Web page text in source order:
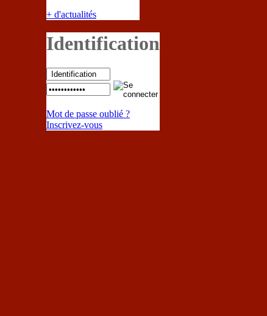
+ d'actualités
Identification
Mot de passe oublié ?
Inscrivez-vous